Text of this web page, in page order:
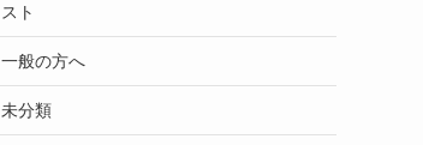
スト
一般の方へ
未分類